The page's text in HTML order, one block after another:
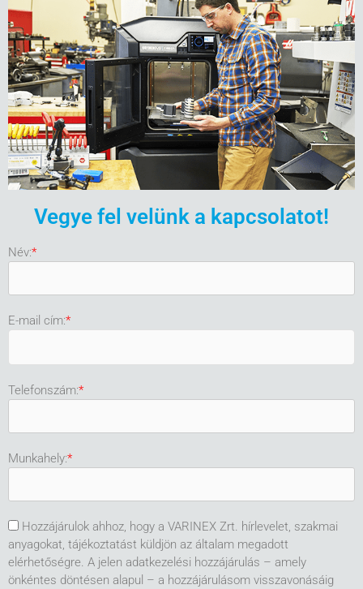
Vegye fel velünk a kapcsolatot!
Név:*
E-mail cím:*
Telefonszám:*
Munkahely:*
Hozzájárulok ahhoz, hogy a VARINEX Zrt. hírlevelet, szakmai
anyagokat, tájékoztatást küldjön az általam megadott
elérhetőségre. A jelen adatkezelési hozzájárulás – amely
önkéntes döntésen alapul – a hozzájárulásom visszavonásáig